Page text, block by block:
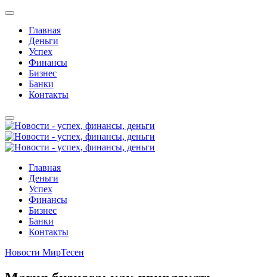
Главная
Деньги
Успех
Финансы
Бизнес
Банки
Контакты
Главная
Деньги
Успех
Финансы
Бизнес
Банки
Контакты
Новости МирТесен